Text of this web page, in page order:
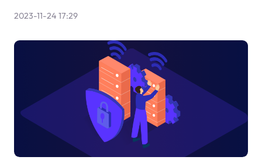
2023-11-24 17:29